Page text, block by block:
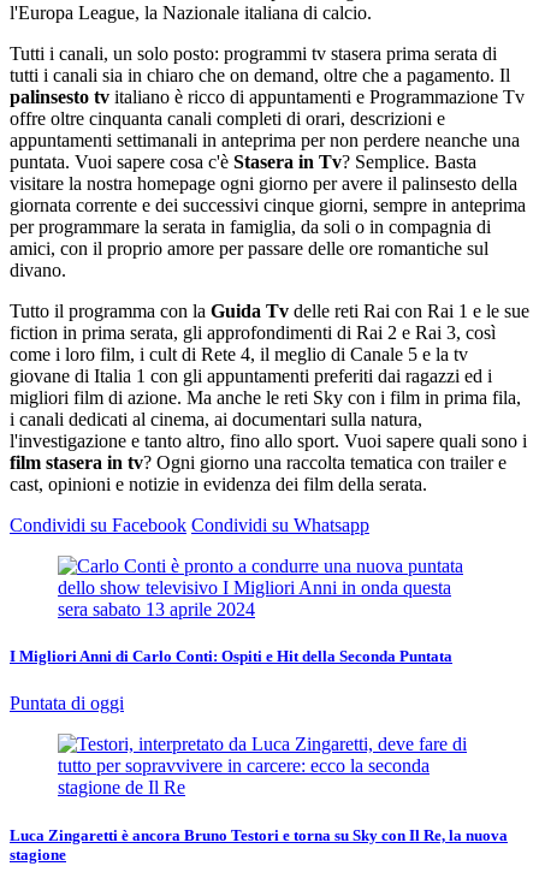
l'Europa League, la Nazionale italiana di calcio.
Tutti i canali, un solo posto: programmi tv stasera prima serata di
tutti i canali sia in chiaro che on demand, oltre che a pagamento. Il
palinsesto tv italiano è ricco di appuntamenti e Programmazione Tv
offre oltre cinquanta canali completi di orari, descrizioni e
appuntamenti settimanali in anteprima per non perdere neanche una
puntata. Vuoi sapere cosa c'è Stasera in Tv? Semplice. Basta
visitare la nostra homepage ogni giorno per avere il palinsesto della
giornata corrente e dei successivi cinque giorni, sempre in anteprima
per programmare la serata in famiglia, da soli o in compagnia di
amici, con il proprio amore per passare delle ore romantiche sul
divano.
Tutto il programma con la Guida Tv delle reti Rai con Rai 1 e le sue
fiction in prima serata, gli approfondimenti di Rai 2 e Rai 3, così
come i loro film, i cult di Rete 4, il meglio di Canale 5 e la tv
giovane di Italia 1 con gli appuntamenti preferiti dai ragazzi ed i
migliori film di azione. Ma anche le reti Sky con i film in prima fila,
i canali dedicati al cinema, ai documentari sulla natura,
l'investigazione e tanto altro, fino allo sport. Vuoi sapere quali sono i
film stasera in tv? Ogni giorno una raccolta tematica con trailer e
cast, opinioni e notizie in evidenza dei film della serata.
Condividi su Facebook Condividi su Whatsapp
I Migliori Anni di Carlo Conti: Ospiti e Hit della Seconda Puntata
Puntata di oggi
Luca Zingaretti è ancora Bruno Testori e torna su Sky con Il Re, la nuova
stagione